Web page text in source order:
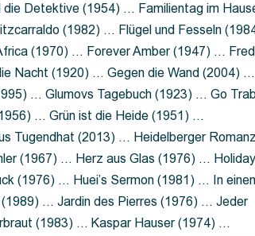
Detektive (1954) … Familientag im
(1982) … Flügel und Fesseln
(1970) … Forever Amber (1947) …
Nacht (1920) … Gegen die Wand (2004) …
… Glumovs Tagebuch (1923) … Go
… Grün ist die Heide (1951) …
Tugendhat (2013) … Heidelberger
(1967) … Herz aus Glas (1976) …
(1976) … Huei’s Sermon (1981) … In
… Jardin des Pierres (1976) … Jeder
(1983) … Kaspar Hauser (1974) …